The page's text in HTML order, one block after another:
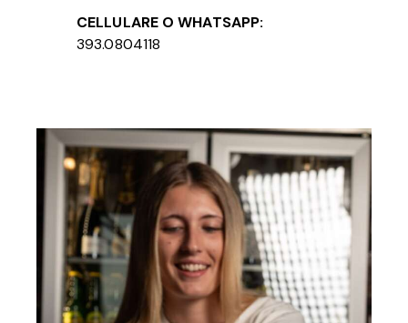
CELLULARE O WHATSAPP:
393.0804118